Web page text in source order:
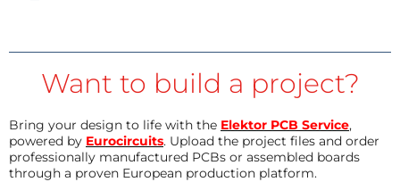
Want to build a project?
Bring your design to life with the Elektor PCB Service,
powered by Eurocircuits. Upload the project files and order
professionally manufactured PCBs or assembled boards
through a proven European production platform.